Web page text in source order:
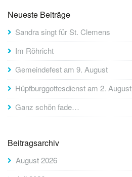
Neueste Beiträge
Sandra singt für St. Clemens
Im Röhricht
Gemeindefest am 9. August
Hüpfburggottesdienst am 2. August
Ganz schön fade…
Beitragsarchiv
August 2026